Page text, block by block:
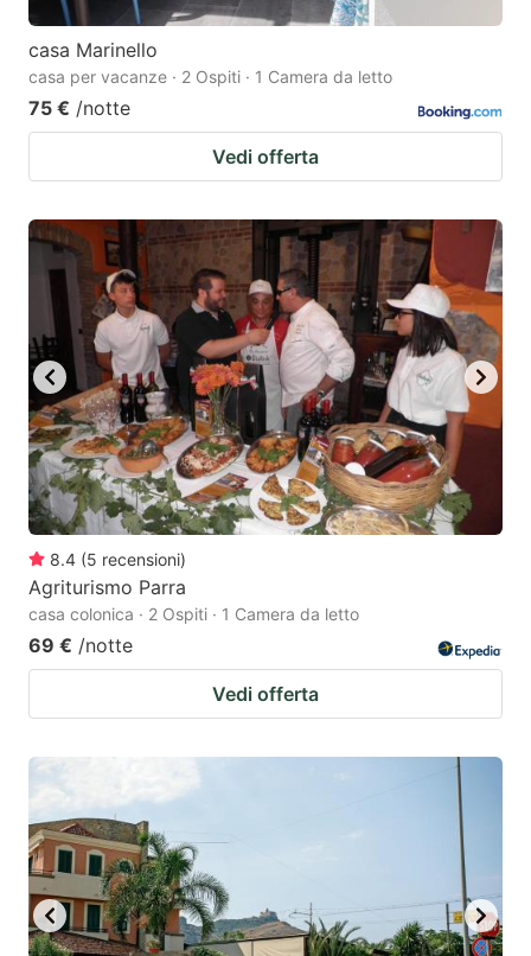
casa Marinello
casa per vacanze · 2 Ospiti · 1 Camera da letto
75 € /notte
Vedi offerta
8.4 (5 recensioni)
Agriturismo Parra
casa colonica · 2 Ospiti · 1 Camera da letto
69 € /notte
Vedi offerta